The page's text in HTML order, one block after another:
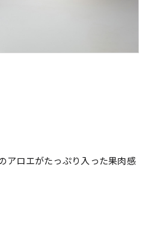
アロエがたっぷり入った果肉感